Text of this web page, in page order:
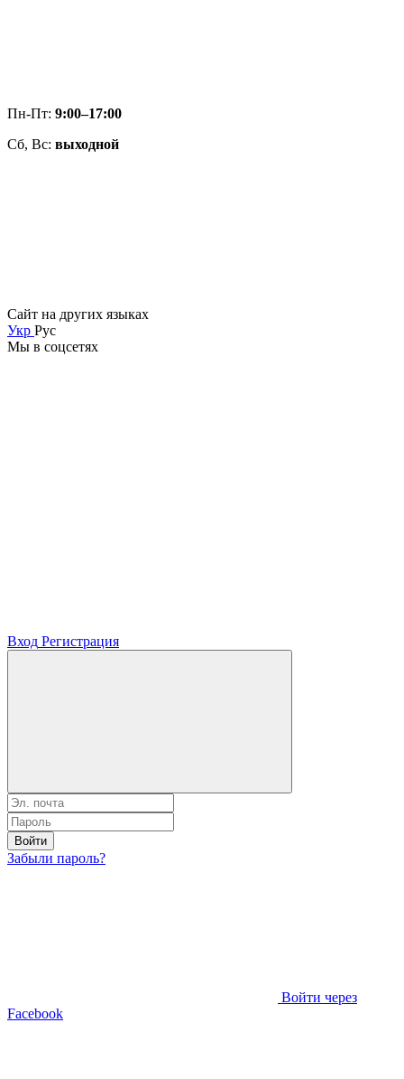
Пн-Пт: 9:00–17:00
Сб, Вс: выходной
Сайт на других языках
Укр Рус
Мы в соцсетях
Вход Регистрация
Войти
Забыли пароль?
Войти через
Facebook